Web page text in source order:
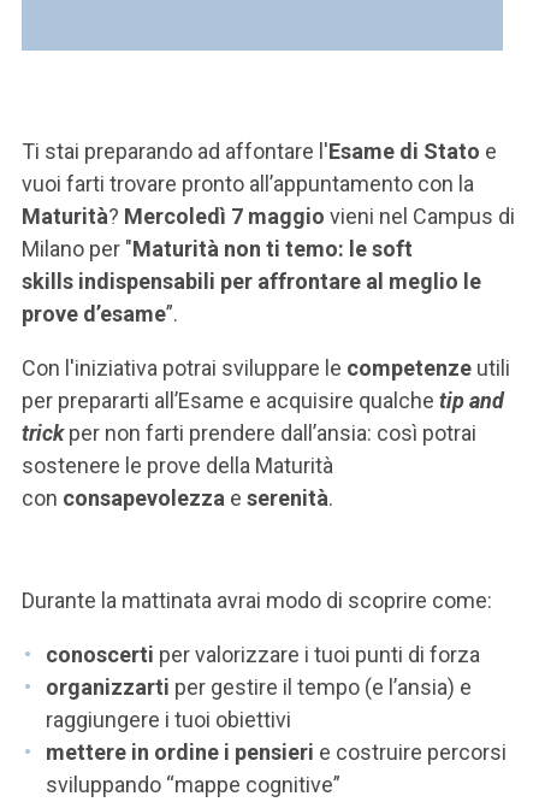
Ti stai preparando ad affontare l'Esame di Stato e
vuoi farti trovare pronto all’appuntamento con la
Maturità? Mercoledì 7 maggio vieni nel Campus di
Milano per "Maturità non ti temo: le soft
skills indispensabili per affrontare al meglio le
prove d’esame”.
Con l'iniziativa potrai sviluppare le competenze utili
per prepararti all’Esame e acquisire qualche tip and
trickper non farti prendere dall’ansia: così potrai
sostenere le prove della Maturità
con consapevolezza e serenità.
Durante la mattinata avrai modo di scoprire come:
conoscerti per valorizzare i tuoi punti di forza
organizzarti per gestire il tempo (e l’ansia) e
raggiungere i tuoi obiettivi
mettere in ordine i pensieri e costruire percorsi
sviluppando “mappe cognitive”